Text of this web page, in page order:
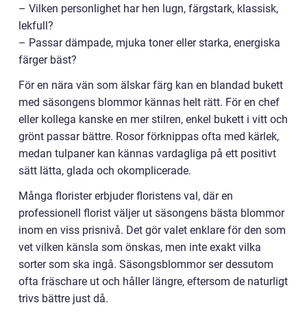
– Vilken personlighet har hen lugn, färgstark, klassisk,
lekfull?
– Passar dämpade, mjuka toner eller starka, energiska
färger bäst?
För en nära vän som älskar färg kan en blandad bukett
med säsongens blommor kännas helt rätt. För en chef
eller kollega kanske en mer stilren, enkel bukett i vitt och
grönt passar bättre. Rosor förknippas ofta med kärlek,
medan tulpaner kan kännas vardagliga på ett positivt
sätt lätta, glada och okomplicerade.
Många florister erbjuder floristens val, där en
professionell florist väljer ut säsongens bästa blommor
inom en viss prisnivå. Det gör valet enklare för den som
vet vilken känsla som önskas, men inte exakt vilka
sorter som ska ingå. Säsongsblommor ser dessutom
ofta fräschare ut och håller längre, eftersom de naturligt
trivs bättre just då.